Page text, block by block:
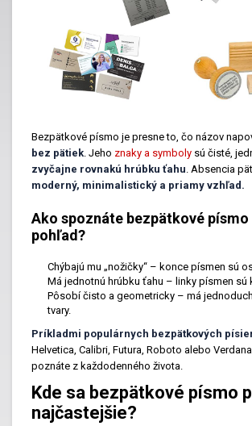
Bezpätkové písmo je presne to, čo názov
bez pätiek . Jeho znaky a symboly sú čisté,
zvyčajne rovnakú hrúbku ťahu . Absencia
moderný, minimalistický a priamy vzhľad.
Ako spoznáte bezpätkové písmo
pohľad?
Chýbajú mu „nožičky“ – konce písmen sú
Má jednotnú hrúbku ťahu – linky písmen sú
Pôsobí čisto a geometricky – má
tvary.
Príkladmi populárnych bezpätkových
Helvetica, Calibri, Futura, Roboto alebo
poznáte z každodenného života.
Kde sa bezpätkové písmo
najčastejšie?